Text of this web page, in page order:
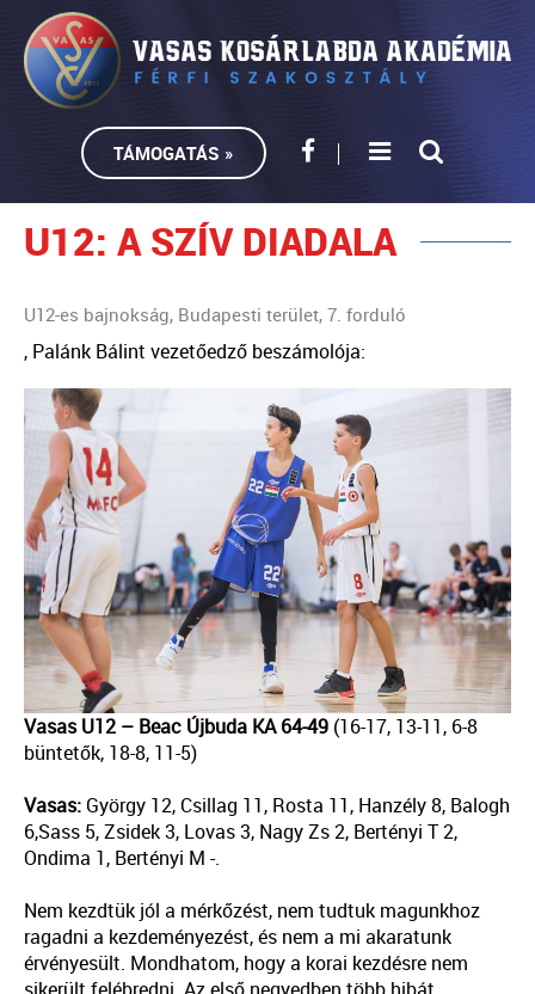
TÁMOGATÁS »
U12: A SZÍV DIADALA
U12-es bajnokság, Budapesti terület, 7. forduló
, Palánk Bálint vezetőedző beszámolója:
Vasas U12 – Beac Újbuda KA 64-49 (16-17, 13-11, 6-8
büntetők, 18-8, 11-5)
Vasas: György 12, Csillag 11, Rosta 11, Hanzély 8, Balogh
6,Sass 5, Zsidek 3, Lovas 3, Nagy Zs 2, Bertényi T 2,
Ondima 1, Bertényi M -.
Nem kezdtük jól a mérkőzést, nem tudtuk magunkhoz
ragadni a kezdeményezést, és nem a mi akaratunk
érvényesült. Mondhatom, hogy a korai kezdésre nem